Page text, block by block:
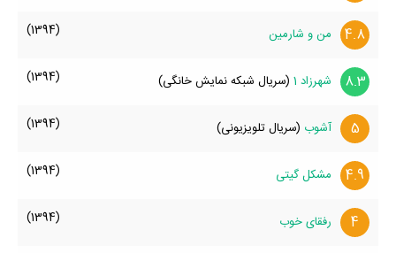
4.8 من و شارمین (1394)
8.3 شهرزاد 1 (سریال شبکه نمایش خانگی) (1394)
5 آشوب (سریال تلویزیونی) (1394)
4.9 مشکل گیتی (1394)
4 رفقای خوب (1394)